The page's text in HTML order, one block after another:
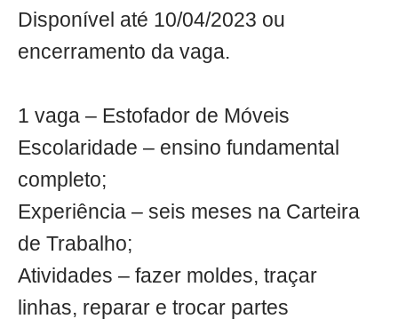
Disponível até 10/04/2023 ou
encerramento da vaga.
1 vaga – Estofador de Móveis
Escolaridade – ensino fundamental
completo;
Experiência – seis meses na Carteira
de Trabalho;
Atividades – fazer moldes, traçar
linhas, reparar e trocar partes